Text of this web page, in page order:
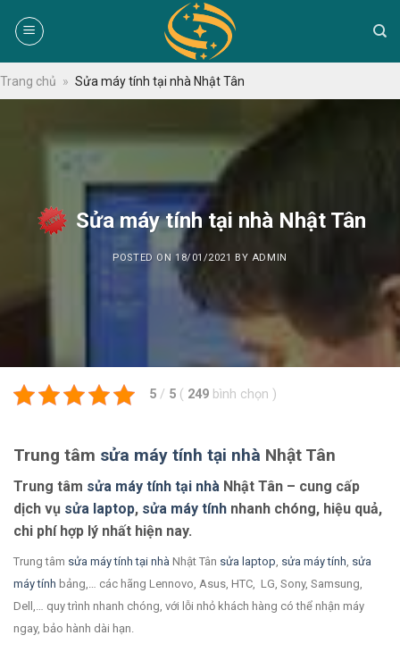
Trang chủ » Sửa máy tính tại nhà Nhật Tân
Sửa máy tính tại nhà Nhật Tân
POSTED ON 18/01/2021 BY ADMIN
5 / 5 ( 249 bình chọn )
Trung tâm sửa máy tính tại nhà Nhật Tân
Trung tâm sửa máy tính tại nhà Nhật Tân – cung cấp
dịch vụ sửa laptop, sửa máy tính nhanh chóng, hiệu quả,
chi phí hợp lý nhất hiện nay.
Trung tâm sửa máy tính tại nhà Nhật Tân sửa laptop sửa máy tính sửa
máy tính bảng,… các hãng Lennovo, Asus, HTC, LG, Sony, Samsung,
Dell,… quy trình nhanh chóng, với lỗi nhỏ khách hàng có thể nhận máy
ngay, bảo hành dài hạn.